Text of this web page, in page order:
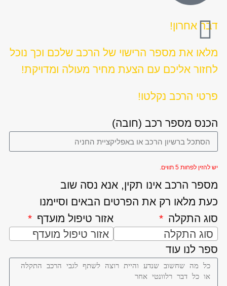
דבר אחרון!
מלאו את מספר הרישוי של הרכב שלכם וכך נוכל
לחזור אליכם עם הצעת מחיר מעולה ומדויקת!
פרטי הרכב נקלטו!
הכנס מספר רכב (חובה)
יש להזין לפחות 5 תווים.
מספר הרכב אינו תקין, אנא נסה שוב
כעת מלאו רק את הפרטים הבאים וסיימנו
סוג התקלה
סוג התקלה
אזור טיפול מועדף
אזור טיפול מועדף
ספר לנו עוד